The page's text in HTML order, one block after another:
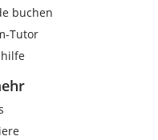
buchen
Tutor